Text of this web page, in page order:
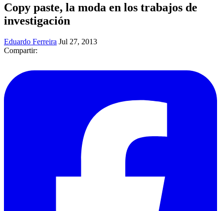
Copy paste, la moda en los trabajos de
investigación
Eduardo Ferreira Jul 27, 2013
Compartir: